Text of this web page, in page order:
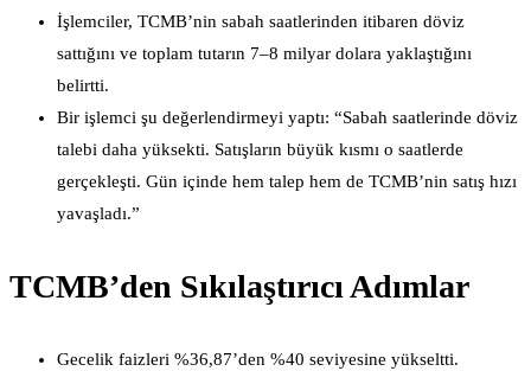
İşlemciler, TCMB’nin sabah saatlerinden itibaren döviz
sattığını ve toplam tutarın 7–8 milyar dolara yaklaştığını
belirtti.
Bir işlemci şu değerlendirmeyi yaptı: “Sabah saatlerinde döviz
talebi daha yüksekti. Satışların büyük kısmı o saatlerde
gerçekleşti. Gün içinde hem talep hem de TCMB’nin satış hızı
yavaşladı.”
TCMB’den Sıkılaştırıcı Adımlar
Gecelik faizleri %36,87’den %40 seviyesine yükseltti.